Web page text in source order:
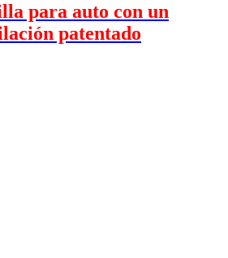
para auto con un
patentado